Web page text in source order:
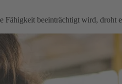
beeinträchtigt wird, droht